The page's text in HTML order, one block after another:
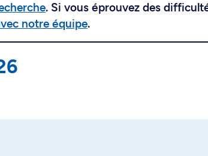
. Si vous éprouvez des
notre équipe.